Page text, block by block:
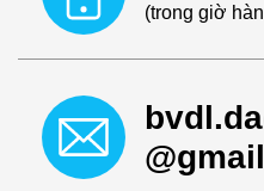
(trong giờ